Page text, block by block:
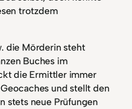
trotzdem
die Mörderin steht
Buches im
die Ermittler immer
und stellt den
stets neue Prüfungen